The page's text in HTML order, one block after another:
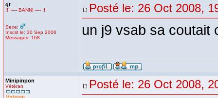
gt
!!! ---- BANNI ---- !!!
Sexe:
Inscrit le: 30 Sep 2006
Messages: 168
Posté le: 26 Oct 2008,
un j9 vsab sa coutait
Minipinpon
Vétéran Posté le: 26 Oct 2008,